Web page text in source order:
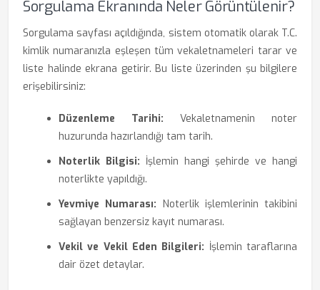
Sorgulama Ekranında Neler Görüntülenir?
Sorgulama sayfası açıldığında, sistem otomatik olarak T.C.
kimlik numaranızla eşleşen tüm vekaletnameleri tarar ve
liste halinde ekrana getirir. Bu liste üzerinden şu bilgilere
erişebilirsiniz:
Düzenleme Tarihi: Vekaletnamenin noter
huzurunda hazırlandığı tam tarih.
Noterlik Bilgisi: İşlemin hangi şehirde ve hangi
noterlikte yapıldığı.
Yevmiye Numarası: Noterlik işlemlerinin takibini
sağlayan benzersiz kayıt numarası.
Vekil ve Vekil Eden Bilgileri: İşlemin taraflarına
dair özet detaylar.